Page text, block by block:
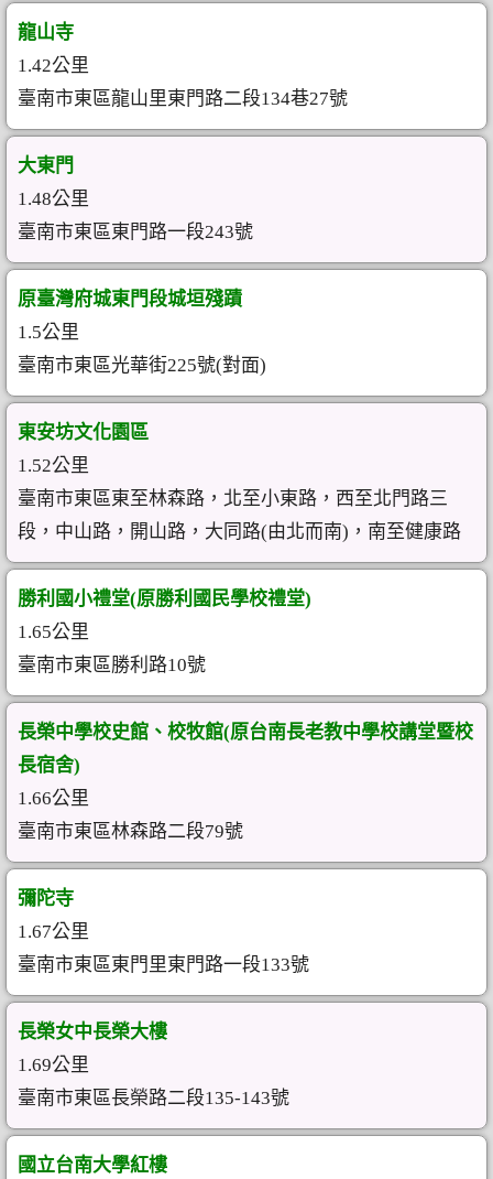
龍山寺
1.42公里
臺南市東區龍山里東門路二段134巷27號
大東門
1.48公里
臺南市東區東門路一段243號
原臺灣府城東門段城垣殘蹟
1.5公里
臺南市東區光華街225號(對面)
東安坊文化園區
1.52公里
臺南市東區東至林森路，北至小東路，西至北門路三
段，中山路，開山路，大同路(由北而南)，南至健康路
勝利國小禮堂(原勝利國民學校禮堂)
1.65公里
臺南市東區勝利路10號
長榮中學校史館、校牧館(原台南長老教中學校講堂暨校
長宿舍)
1.66公里
臺南市東區林森路二段79號
彌陀寺
1.67公里
臺南市東區東門里東門路一段133號
長榮女中長榮大樓
1.69公里
臺南市東區長榮路二段135-143號
國立台南大學紅樓